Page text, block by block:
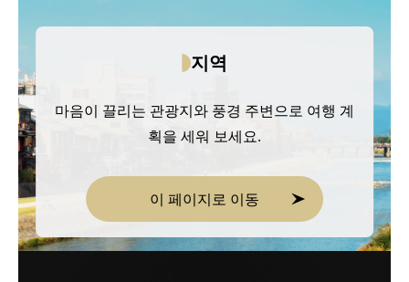
지역
마음이 끌리는 관광지와 풍경 주변으로 여행 계
획을 세워 보세요.
이 페이지로 이동